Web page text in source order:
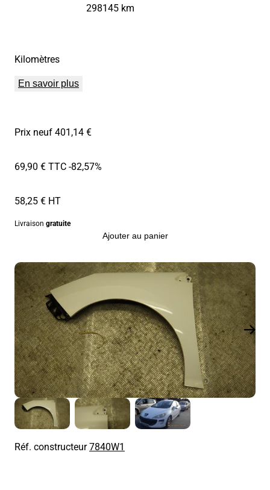
Kilomètres
298145 km
En savoir plus
Prix neuf 401,14 €
69,90 € TTC-82,57%
58,25 € HT
Livraison gratuite
Ajouter au panier
Réf. constructeur7840W1